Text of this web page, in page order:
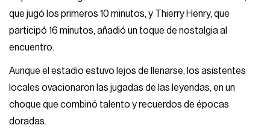
que jugó los primeros 10 minutos, y Thierry Henry, que
participó 16 minutos, añadió un toque de nostalgia al
encuentro.
Aunque el estadio estuvo lejos de llenarse, los asistentes
locales ovacionaron las jugadas de las leyendas, en un
choque que combinó talento y recuerdos de épocas
doradas.